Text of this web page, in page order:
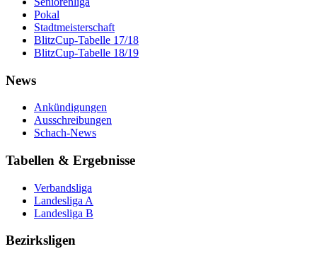
Pokal
Stadtmeisterschaft
BlitzCup-Tabelle 17/18
BlitzCup-Tabelle 18/19
News
Ankündigungen
Ausschreibungen
Schach-News
Tabellen & Ergebnisse
Verbandsliga
Landesliga A
Landesliga B
Bezirksligen